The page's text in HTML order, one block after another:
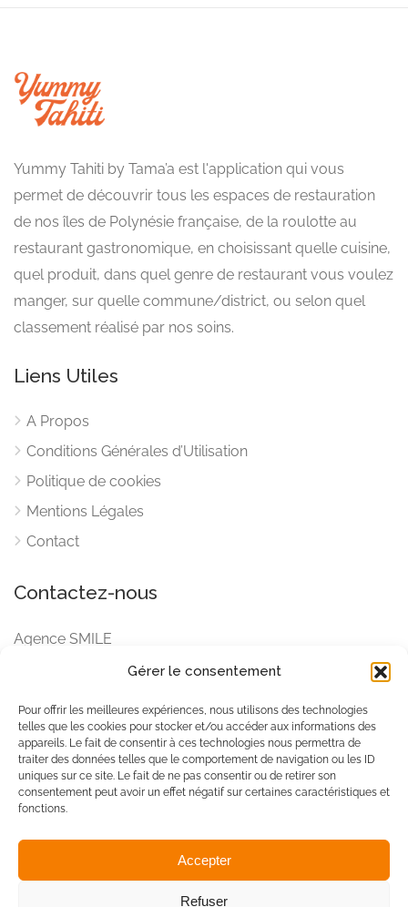
Gérer le consentement
Pour offrir les meilleures expériences, nous utilisons des technologies
telles que les cookies pour stocker et/ou accéder aux informations des
appareils. Le fait de consentir à ces technologies nous permettra de
traiter des données telles que le comportement de navigation ou les ID
uniques sur ce site. Le fait de ne pas consentir ou de retirer son
consentement peut avoir un effet négatif sur certaines caractéristiques et
fonctions.
Accepter
Refuser
Yummy Tahiti by Tama’a est l'application qui vous
permet de découvrir tous les espaces de restauration
de nos îles de Polynésie française, de la roulotte au
restaurant gastronomique, en choisissant quelle cuisine,
quel produit, dans quel genre de restaurant vous voulez
manger, sur quelle commune/district, ou selon quel
classement réalisé par nos soins.
Liens Utiles
A Propos
Conditions Générales d’Utilisation
Politique de cookies
Mentions Légales
Contact
Contactez-nous
Agence SMILE
BP 4099 – 98 713 Papeete
tahitimagazines.com
tamaa-mag.com
© Tama'a. Tous Droits